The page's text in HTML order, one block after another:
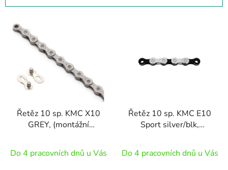
V
k
Řetěz 10 sp. KMC X10
GREY, (montážní
Do 4 pracovních dnů u Vás
Řetěz 10 sp. KMC E10
Sport silver/blk,
118čl.
Do 4 pracovních dnů u Vás